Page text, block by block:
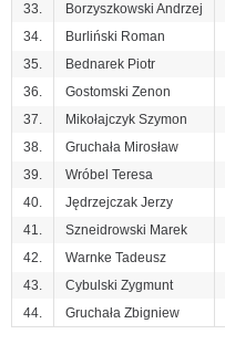
33.
Borzyszkowski Andrzej
34.
Burliński Roman
35.
Bednarek Piotr
36.
Gostomski Zenon
37.
Mikołajczyk Szymon
38.
Gruchała Mirosław
39.
Wróbel Teresa
40.
Jędrzejczak Jerzy
41.
Szneidrowski Marek
42.
Warnke Tadeusz
43.
Cybulski Zygmunt
44.
Gruchała Zbigniew